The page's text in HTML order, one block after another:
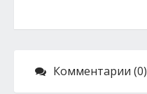
Комментарии (0)